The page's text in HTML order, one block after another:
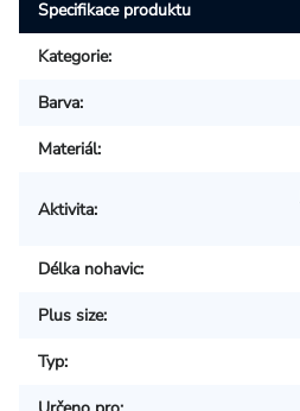
Specifikace produktu
Kategorie:
Barva:
Materiál:
Aktivita:
Délka nohavic:
Plus size:
Typ: